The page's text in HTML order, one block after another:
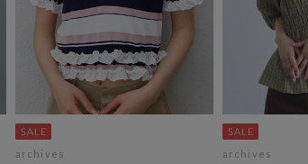
archives archives